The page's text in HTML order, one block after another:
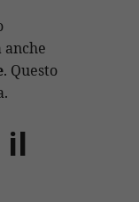
. Questo
il